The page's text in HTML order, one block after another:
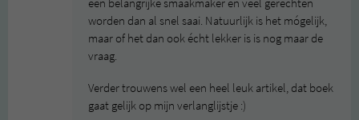
worden dan al snel saai. Natuurlijk is het mógelijk,
maar of het dan ook écht lekker is is nog maar de
vraag.
Verder trouwens wel een heel leuk artikel, dat boek
gaat gelijk op mijn verlanglijstje :)